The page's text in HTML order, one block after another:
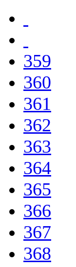
359
360
361
362
363
364
365
366
367
368